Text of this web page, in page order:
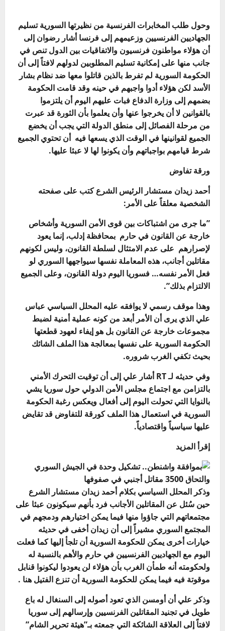
وحول طلب المخابرات الفرنسية من نظيرتها السورية تسليم
الجهاديين الفرنسيين وزعيمهم إلى فرنسا أشار رضوان إلى
أن هؤلاء مواطنون فرنسيون والاتفاقيات بين الدول تنص في
جانب منها على إمكانية تسليم المطلوبين لدولهم لافتاً إلى أن
الحكومة السورية لم تفرط بالذين قاتلوا معها ضد نظام بشار
الأسد لكن هؤلاء أدوا واجبهم في حينه وقد قامت الحكومة
بضمهم إلى وزارة الدفاع فبات عليهم اليوم أن يلتزموا
بالقوانين لا أن يخرجوا عنها وأن يعلموا بأن الثورة قد عبرت
من مرحلة الفصائل إلى منطق الدولة التي يجب أن يخضع
الجميع لقوانينها في الوقت الذي يسعها فيه أن تحتوي الجميع
شرط قيامهم بواجباتهم وأن يكونوا لها لا عبئا عليها.
ورقة تفاوض
أحمد زيدان مستشار الرئيس الشرع كتب على صفحته
الشخصية معلقاً على الأمر:
‏”ما جرى من اشتباكات بين قوى الأمن السورية وأشخاص
خارجة عن القانون في حارم بمحافظة إدلب، إنما يعود
لإصرارهم على عدم الامتثال لسلطة القانون، وليس لكونهم
مقاتلين أجانب، هذه المعاملة نفسها سيواجهها السوري لو
فعل الأمر نفسه… فسوريا اليوم دولة القانون، وعلى الجميع
الالتزام بذلك”.
وهذا موقف رسمي لا يوافقه عليه المحلل السياسي عباس
علي الذي يرى أن الأمر أبعد من كونه عملية أمنية لضبط
مجموعات خارجة عن القانون بل هو إيفاء لعهود قطعتها
الحكومة السورية على نفسها بمعالجة هذا الملف الشائك
بحيث تكفي الغرب شروره.
وفي حديثه لـ RT أشار علي إلى أن توقيت التحرك الأمني
بالتزامن مع اجتماع مجلس الأمن الدولي حول سوريا يشي
بالنوايا التي تحولت اليوم إلى أفعال ويعكس رغبة الحكومة
السورية في استعمال هذا الملف كورقة للتفاوض قد تقايض
عليها سياسياً واقتصادياً.
إقرأ المزيد
وذكر المحلل السياسي بكلام أحمد زيدان مستشار الشرع
حين سُئل عن المقاتلين الأجانب فرد بأنهم سيكونون عبئا على
مجتمعاتهم التي جاؤوا منها فيما يمكن اختيارهم ودمجهم في
المجتمع السوري مشيراً إلى أن زيدان أخفى في حديثه
خيارات أخرى يمكن للحكومة السورية أن تلجأ إليها كما فعلت
اليوم مع الجهاديين الفرنسيين في حارم والأهم بالنسبة له
ولحكومته أنه طمأن الغرب بأن هؤلاء لن يعودوا ليكونوا قنابل
موقوتة فيه فيما يمكن للحكومة السورية أن تنزع الفتيل هنا .
وذكر علي أن أومسن الذي تعود أصوله إلى السنغال له باع
طويل في تجنيد المقاتلين الفرنسيين وإرسالهم إلى سوريا
لافتاً إلى العلاقة الشائكة التي جمعته بـ”هيئة تحرير الشام”